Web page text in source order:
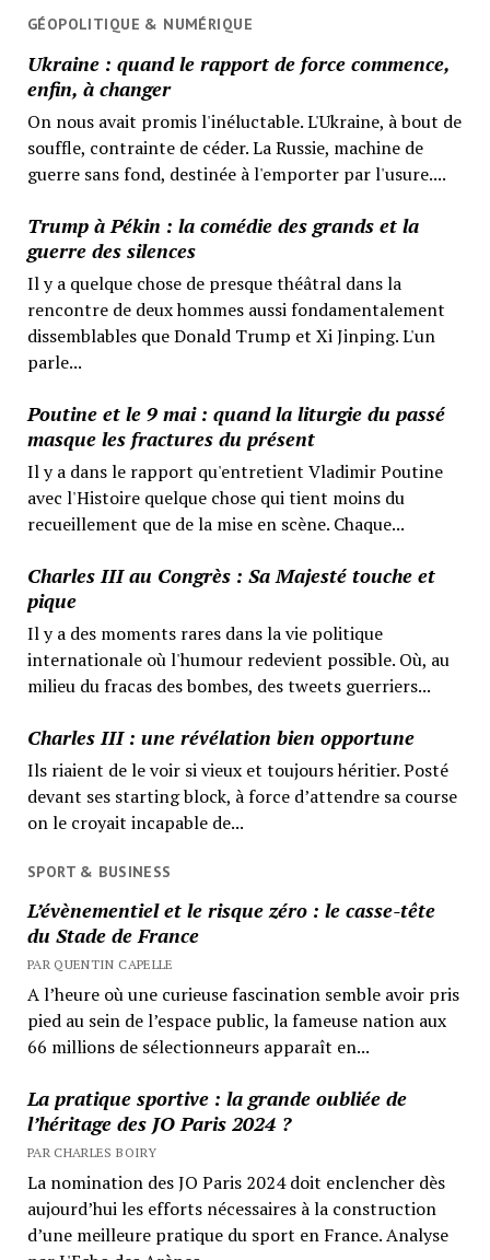
GÉOPOLITIQUE & NUMÉRIQUE
Ukraine : quand le rapport de force commence,
enfin, à changer
On nous avait promis l'inéluctable. L'Ukraine, à bout de
souffle, contrainte de céder. La Russie, machine de
guerre sans fond, destinée à l'emporter par l'usure....
Trump à Pékin : la comédie des grands et la
guerre des silences
Il y a quelque chose de presque théâtral dans la
rencontre de deux hommes aussi fondamentalement
dissemblables que Donald Trump et Xi Jinping. L'un
parle...
Poutine et le 9 mai : quand la liturgie du passé
masque les fractures du présent
Il y a dans le rapport qu'entretient Vladimir Poutine
avec l'Histoire quelque chose qui tient moins du
recueillement que de la mise en scène. Chaque...
Charles III au Congrès : Sa Majesté touche et
pique
Il y a des moments rares dans la vie politique
internationale où l'humour redevient possible. Où, au
milieu du fracas des bombes, des tweets guerriers...
Charles III : une révélation bien opportune
Ils riaient de le voir si vieux et toujours héritier. Posté
devant ses starting block, à force d’attendre sa course
on le croyait incapable de...
SPORT & BUSINESS
L’évènementiel et le risque zéro : le casse-tête
du Stade de France
PAR QUENTIN CAPELLE
A l’heure où une curieuse fascination semble avoir pris
pied au sein de l’espace public, la fameuse nation aux
66 millions de sélectionneurs apparaît en...
La pratique sportive : la grande oubliée de
l’héritage des JO Paris 2024 ?
PAR CHARLES BOIRY
La nomination des JO Paris 2024 doit enclencher dès
aujourd’hui les efforts nécessaires à la construction
d’une meilleure pratique du sport en France. Analyse